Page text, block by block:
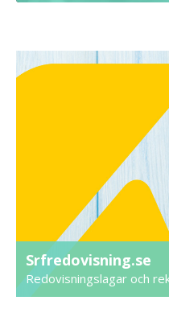
Srfredovisning.se
Redovisningslagar och